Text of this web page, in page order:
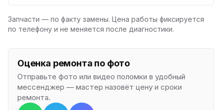
Запчасти — по факту замены. Цена работы фиксируется
по телефону и не меняется после диагностики.
Оценка ремонта по фото
Отправьте фото или видео поломки в удобный
мессенджер — мастер назовёт цену и сроки
ремонта.